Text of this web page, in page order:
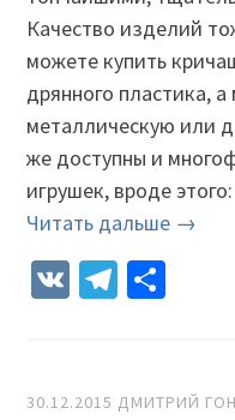
Качество изделий
можете купить
дрянного пластика,
металлическую или
же доступны и
игрушек, вроде этого:
Читать дальше →
VK
30.12.2015 ДМИТРИЙ